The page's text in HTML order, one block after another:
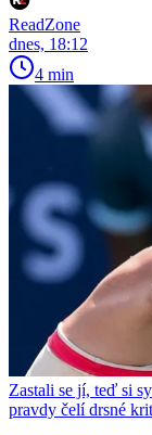
ReadZone
dnes, 18:12
4 min
Zastali se jí, teď si
pravdy čelí drsné